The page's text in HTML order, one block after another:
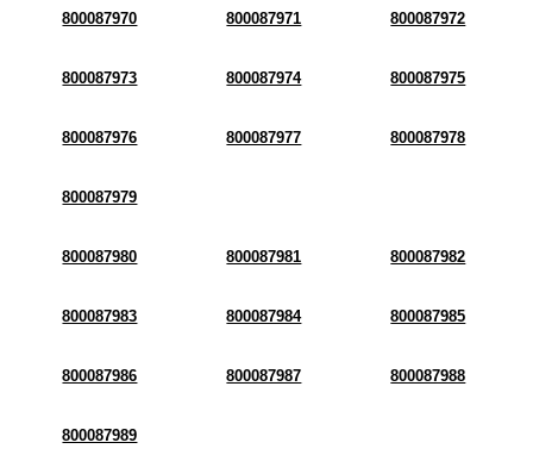
800087970 800087971 800087972
800087973 800087974 800087975
800087976 800087977 800087978
800087979
800087980 800087981 800087982
800087983 800087984 800087985
800087986 800087987 800087988
800087989